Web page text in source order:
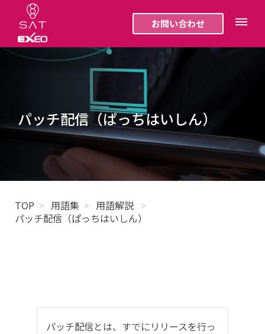
お問い合わせ
パッチ配信（ぱっちはいしん）
TOP 用語集
用語解説
パッチ配信（ぱっちはいしん）
パッチ配信とは、すでにリリースを行っ